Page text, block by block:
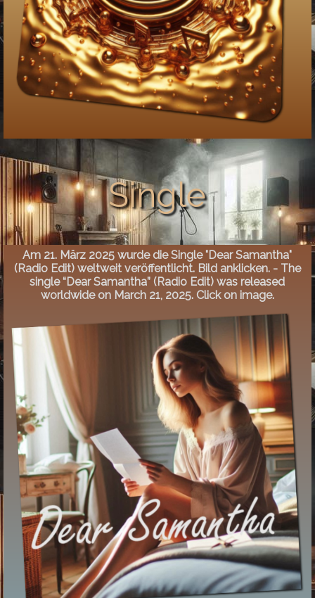
Single
Am 21. März 2025 wurde die Single "Dear Samantha"
(Radio Edit) weltweit veröffentlicht. Bild anklicken. - The
single “Dear Samantha” (Radio Edit) was released
worldwide on March 21, 2025. Click on image.